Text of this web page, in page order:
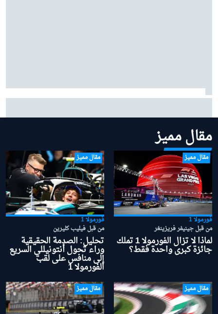
بينوتو يردّ على شائعات ساينز وبياسـتري: "نحن سعداء
مقال مميز
مقال مميز
فورمولا 1
من قبل جينيفر فريزينغر
لماذا لا تزال الفورمولا 1 تملك
جائزة كبرى واحدة فقط؟
مقال مميز
فورمولا 1
من قبل فيليب كليرين
تحليل: الصدمة الحقيقية
وراء تحول أنتونيللي السريع
إلى منافس على لقب
الفورمولا 1
مقال مميز مقال مميز